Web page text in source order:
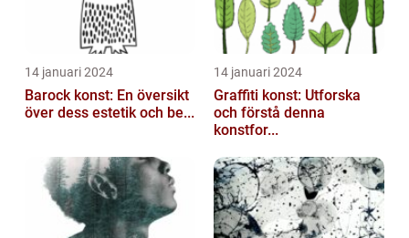
14 januari 2024
Barock konst: En översikt
över dess estetik och be...
14 januari 2024
Graffiti konst: Utforska
och förstå denna
konstfor...